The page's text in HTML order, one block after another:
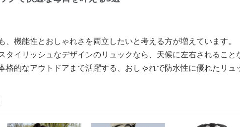
、機能性とおしゃれさを両立したいと考える方が増えています。
タイリッシュなデザインのリュックなら、天候に左右されること
格的なアウトドアまで活躍する、おしゃれで防水性に優れたリュ